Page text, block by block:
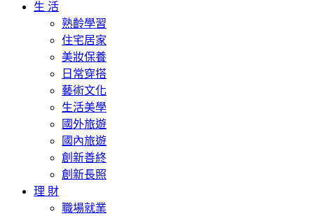
生 活
熟齡學習
住宅居家
美妝保養
日常穿搭
藝術文化
生活美學
國外旅遊
國內旅遊
創新善終
創新長照
理 財
職場就業